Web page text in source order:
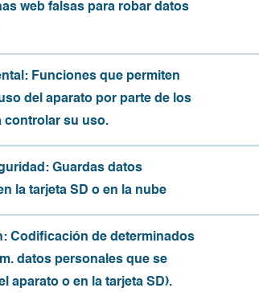
web falsas para robar datos
Funciones que permiten
del aparato por parte de los
controlar su uso.
Guardas datos
la tarjeta SD o en la nube
Codificación de determinados
datos personales que se
aparato o en la tarjeta SD).